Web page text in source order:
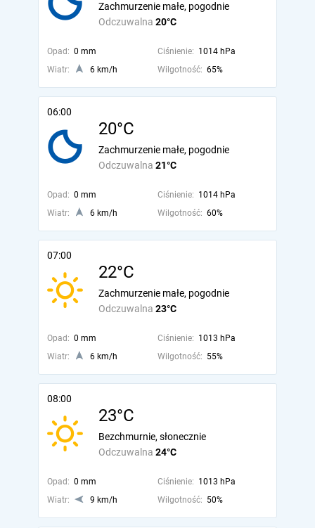
Odczuwalna 20°C
Zachmurzenie małe, pogodnie
Opad: 0 mm Ciśnienie: 1014 hPa
Wiatr:
6 km/h Wilgotność: 65%
06:00
20°C
Odczuwalna 21°C
Zachmurzenie małe, pogodnie
Opad: 0 mm Ciśnienie: 1014 hPa
Wiatr:
6 km/h Wilgotność: 60%
07:00
22°C
Odczuwalna 23°C
Zachmurzenie małe, pogodnie
Opad: 0 mm Ciśnienie: 1013 hPa
Wiatr:
6 km/h Wilgotność: 55%
08:00
23°C
Odczuwalna 24°C
Bezchmurnie, słonecznie
Opad: 0 mm Ciśnienie: 1013 hPa
Wiatr:
9 km/h Wilgotność: 50%